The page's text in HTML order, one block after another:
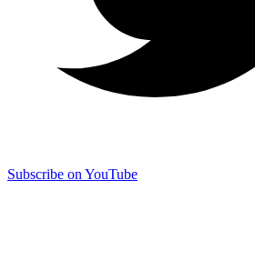
Subscribe on YouTube